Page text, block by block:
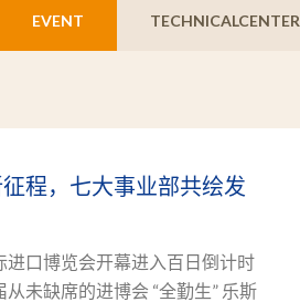
EVENT TECHNICALCENTER
程，七大事业部共绘发
进口博览会开幕进入百日倒计时
未缺席的进博会 “全勤生” 乐斯